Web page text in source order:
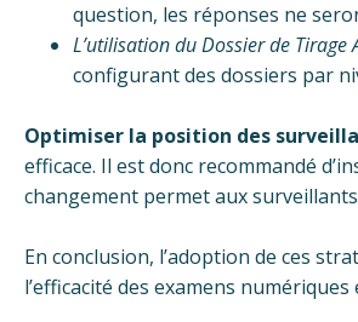
question, les réponses ne
L’utilisation du Dossier de Tirage
configurant des dossiers par
Optimiser la position des
efficace. Il est donc recommandé
changement permet aux
En conclusion, l’adoption de ces
l’efficacité des examens numériques